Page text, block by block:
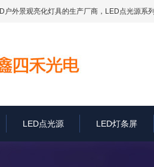
户外景观亮化灯具的生产厂商， LED点光源系列
LED点光源 LED灯条屏